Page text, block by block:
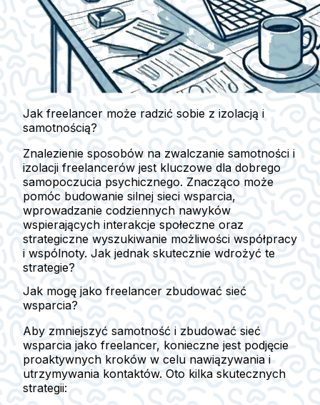
Jak freelancer może radzić sobie z izolacją i
samotnością?
Znalezienie sposobów na zwalczanie samotności i
izolacji freelancerów jest kluczowe dla dobrego
samopoczucia psychicznego. Znacząco może
pomóc budowanie silnej sieci wsparcia,
wprowadzanie codziennych nawyków
wspierających interakcje społeczne oraz
strategiczne wyszukiwanie możliwości współpracy
i wspólnoty. Jak jednak skutecznie wdrożyć te
strategie?
Jak mogę jako freelancer zbudować sieć
wsparcia?
Aby zmniejszyć samotność i zbudować sieć
wsparcia jako freelancer, konieczne jest podjęcie
proaktywnych kroków w celu nawiązywania i
utrzymywania kontaktów. Oto kilka skutecznych
strategii: